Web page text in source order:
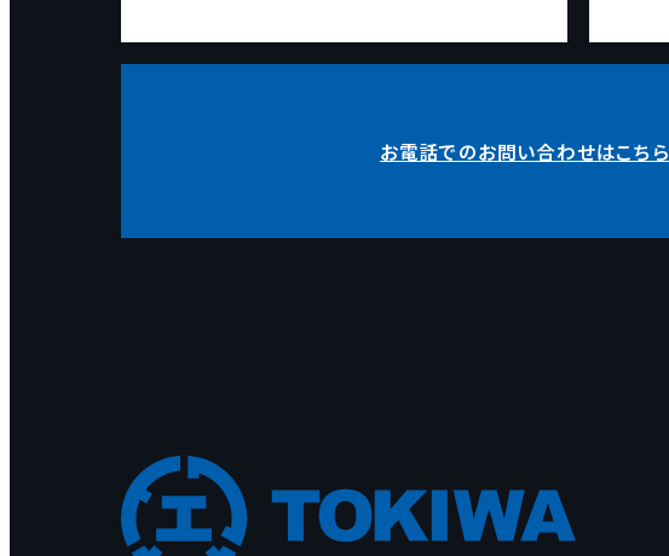
お電話でのお問い合わせはこちら